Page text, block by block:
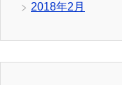
2018年2月